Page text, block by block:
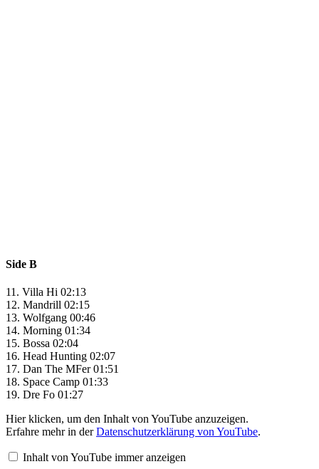
Side B
11. Villa Hi 02:13
12. Mandrill 02:15
13. Wolfgang 00:46
14. Morning 01:34
15. Bossa 02:04
16. Head Hunting 02:07
17. Dan The MFer 01:51
18. Space Camp 01:33
19. Dre Fo 01:27
„B.I.
Lectric
–
Mical
U“
Hier klicken, um den Inhalt von YouTube anzuzeigen.
Erfahre mehr in derDatenschutzerklärung von YouTube.
Inhalt von YouTube immer anzeigen